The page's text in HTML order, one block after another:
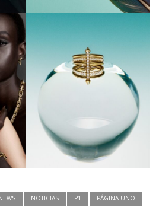
NOTICIAS P1
PÁGINA UNO